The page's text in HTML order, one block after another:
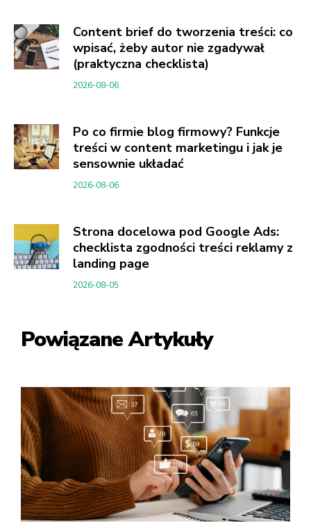
Content brief do tworzenia treści: co
wpisać, żeby autor nie zgadywał
(praktyczna checklista)
2026-08-06
Po co firmie blog firmowy? Funkcje
treści w content marketingu i jak je
sensownie układać
2026-08-06
Strona docelowa pod Google Ads:
checklista zgodności treści reklamy z
landing page
2026-08-05
Powiązane Artykuły